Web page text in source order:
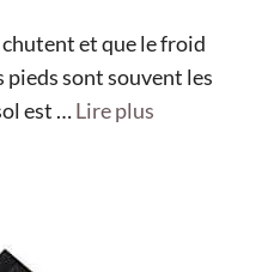
et que le froid
pieds sont souvent les
est …Lire plus